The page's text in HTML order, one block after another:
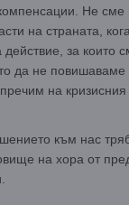
Не сме
на страната,
действие, за
да не повишаваме
на
към нас
на хора от